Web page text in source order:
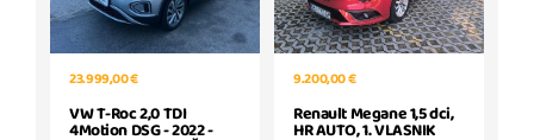
23.999,00 €
VW T-Roc 2,0 TDI
4Motion DSG - 2022 -
9.200,00 €
Renault Megane 1,5 dci,
HR AUTO, 1. VLASNIK